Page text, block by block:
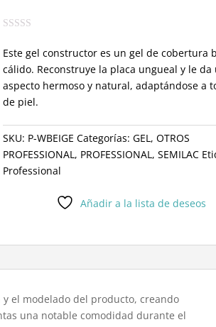
Este gel constructor es un gel de cobertura
cálido. Reconstruye la placa ungueal y le da
aspecto hermoso y natural, adaptándose a
de piel.
SKU: P-WBEIGE Categorías: GEL , OTROS
PROFESSIONAL , PROFESSIONAL , SEMILAC
Professional
Añadir a la lista de deseos
el modelado del producto, creando
una notable comodidad durante el